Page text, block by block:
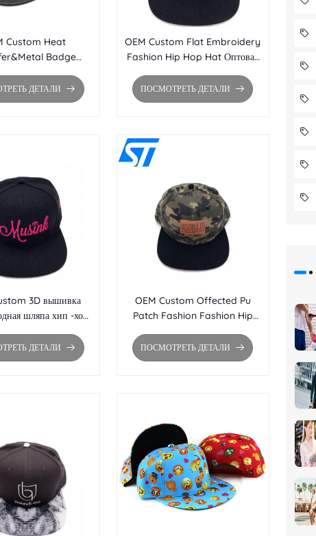
Custom Heat
Badge
Snapback Flat
Brim
ДЕТАЛИ
OEM Custom Flat Embroidery
Fashion Hip Hop Hat Оптовая
Snapback
ПОСМОТРЕТЬ ДЕТАЛИ
3D вышивка
шляпа хип -хоп
ДЕТАЛИ
OEM Custom Offected Pu
Patch Fashion Fashion Hip
для Snapback Flat Brim
ПОСМОТРЕТЬ ДЕТАЛИ